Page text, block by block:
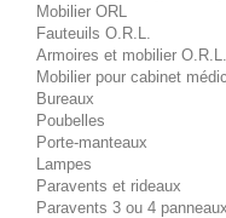
Mobilier ORL
Fauteuils O.R.L.
Armoires et mobilier O.R.L.
Mobilier pour cabinet
Bureaux
Poubelles
Porte-manteaux
Lampes
Paravents et rideaux
Paravents 3 ou 4 panneaux